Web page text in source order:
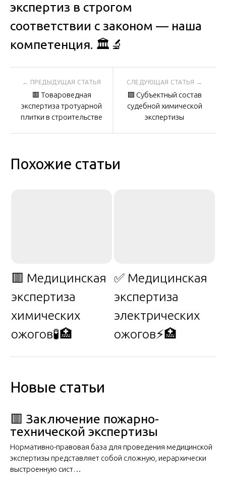
экспертиз в строгом
соответствии с законом — наша
компетенция. 🏛️🔬
Навигация
по
🟥 Товароведная
экспертиза тротуарной
плитки в строительстве
🟩 Субъектный состав
судебной химической
экспертизы
Похожие статьи
🟥 Медицинская
экспертиза
химических
ожогов🧪🏥
✅ Медицинская
экспертиза
электрических
ожогов⚡🏥
Новые статьи
🟥 Заключение пожарно-
технической экспертизы
Нормативно-правовая база для проведения медицинской
экспертизы представляет собой сложную, иерархически
выстроенную сист…